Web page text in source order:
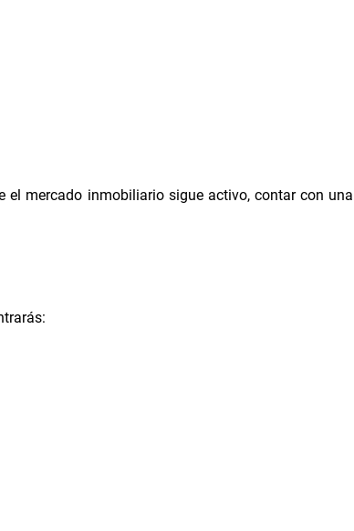
mercado inmobiliario sigue activo, contar con